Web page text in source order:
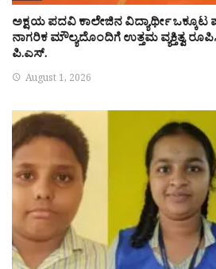
ಅಕ್ಷಯ ಪದವಿ ಕಾಲೇಜಿನ ವಿದ್ಯಾರ್ಥೀ
ನಾಗರಿಕ ಮೌಲ್ಯದೊಂದಿಗೆ ಉತ್ತಮ ವ್ಯಕ್ತಿತ್ವ
ಪಿ.ಎಸ್.
August 1, 2026